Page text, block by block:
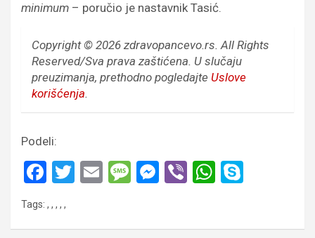
minimum – poručio je nastavnik Tasić.
Copyright © 2026 zdravopancevo.rs. All Rights
Reserved/Sva prava zaštićena. U slučaju
preuzimanja, prethodno pogledajte Uslove
korišćenja.
Podeli:
F
ce
T
E
M M Vi W
Tags: , , , , ,